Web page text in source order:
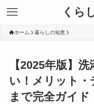
くら
ホーム 暮らしの知恵
【2025年版】
い！メリット
まで完全ガイド